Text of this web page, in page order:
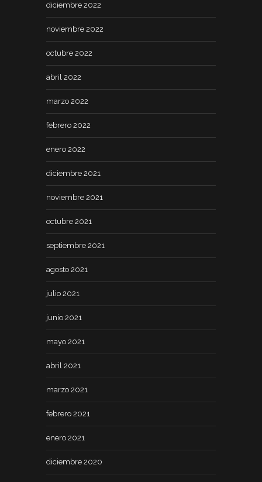
diciembre 2022
noviembre 2022
octubre 2022
abril 2022
marzo 2022
febrero 2022
enero 2022
diciembre 2021
noviembre 2021
octubre 2021
septiembre 2021
agosto 2021
julio 2021
junio 2021
mayo 2021
abril 2021
marzo 2021
febrero 2021
enero 2021
diciembre 2020